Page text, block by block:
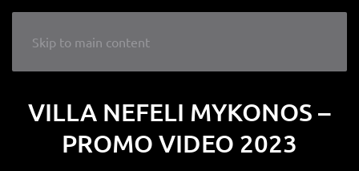
Skip to main content
LIKE A WEDDING
VILLA NEFELI MYKONOS –
PROMO VIDEO 2023